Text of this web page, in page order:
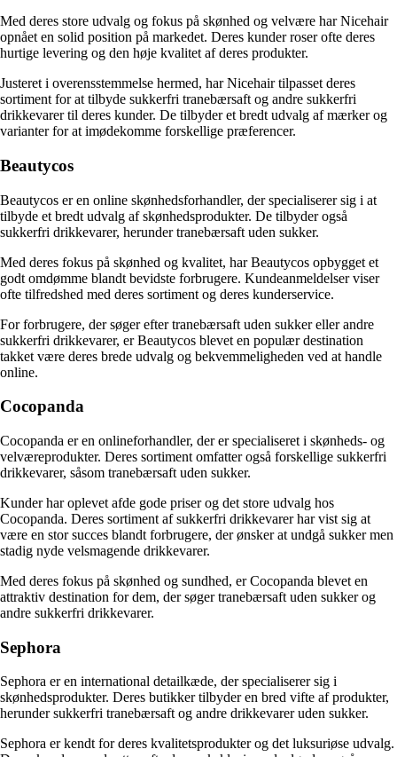
Med deres store udvalg og fokus på skønhed og velvære har Nicehair
opnået en solid position på markedet. Deres kunder roser ofte deres
hurtige levering og den høje kvalitet af deres produkter.
Justeret i overensstemmelse hermed, har Nicehair tilpasset deres
sortiment for at tilbyde sukkerfri tranebærsaft og andre sukkerfri
drikkevarer til deres kunder. De tilbyder et bredt udvalg af mærker og
varianter for at imødekomme forskellige præferencer.
Beautycos
Beautycos er en online skønhedsforhandler, der specialiserer sig i at
tilbyde et bredt udvalg af skønhedsprodukter. De tilbyder også
sukkerfri drikkevarer, herunder tranebærsaft uden sukker.
Med deres fokus på skønhed og kvalitet, har Beautycos opbygget et
godt omdømme blandt bevidste forbrugere. Kundeanmeldelser viser
ofte tilfredshed med deres sortiment og deres kunderservice.
For forbrugere, der søger efter tranebærsaft uden sukker eller andre
sukkerfri drikkevarer, er Beautycos blevet en populær destination
takket være deres brede udvalg og bekvemmeligheden ved at handle
online.
Cocopanda
Cocopanda er en onlineforhandler, der er specialiseret i skønheds- og
velværeprodukter. Deres sortiment omfatter også forskellige sukkerfri
drikkevarer, såsom tranebærsaft uden sukker.
Kunder har oplevet afde gode priser og det store udvalg hos
Cocopanda. Deres sortiment af sukkerfri drikkevarer har vist sig at
være en stor succes blandt forbrugere, der ønsker at undgå sukker men
stadig nyde velsmagende drikkevarer.
Med deres fokus på skønhed og sundhed, er Cocopanda blevet en
attraktiv destination for dem, der søger tranebærsaft uden sukker og
andre sukkerfri drikkevarer.
Sephora
Sephora er en international detailkæde, der specialiserer sig i
skønhedsprodukter. Deres butikker tilbyder en bred vifte af produkter,
herunder sukkerfri tranebærsaft og andre drikkevarer uden sukker.
Sephora er kendt for deres kvalitetsprodukter og det luksuriøse udvalg.